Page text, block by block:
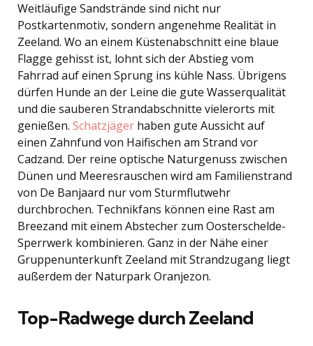
Weitläufige Sandstrände sind nicht nur
Postkartenmotiv, sondern angenehme Realität in
Zeeland. Wo an einem Küstenabschnitt eine blaue
Flagge gehisst ist, lohnt sich der Abstieg vom
Fahrrad auf einen Sprung ins kühle Nass. Übrigens
dürfen Hunde an der Leine die gute Wasserqualität
und die sauberen Strandabschnitte vielerorts mit
genießen. Schatzjäger haben gute Aussicht auf
einen Zahnfund von Haifischen am Strand vor
Cadzand. Der reine optische Naturgenuss zwischen
Dünen und Meeresrauschen wird am Familienstrand
von De Banjaard nur vom Sturmflutwehr
durchbrochen. Technikfans können eine Rast am
Breezand mit einem Abstecher zum Oosterschelde-
Sperrwerk kombinieren. Ganz in der Nähe einer
Gruppenunterkunft Zeeland mit Strandzugang liegt
außerdem der Naturpark Oranjezon.
Top-Radwege durch Zeeland